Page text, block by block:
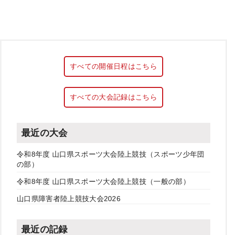
すべての開催日程はこちら
すべての大会記録はこちら
最近の大会
令和8年度 山口県スポーツ大会陸上競技（スポーツ少年団
の部）
令和8年度 山口県スポーツ大会陸上競技（一般の部）
山口県障害者陸上競技大会2026
最近の記録